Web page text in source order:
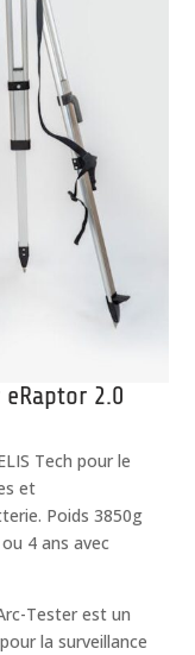
2.0
Tech pour le
et
Poids 3850g
4 ans avec
Tester est un
la surveillance